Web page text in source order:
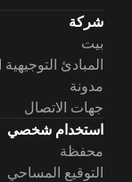
شركة
بيت
المبادئ التوجيهية
مدونة
جهات الاتصال
استخدام شخصي
محفظة
التوقيع المساحي